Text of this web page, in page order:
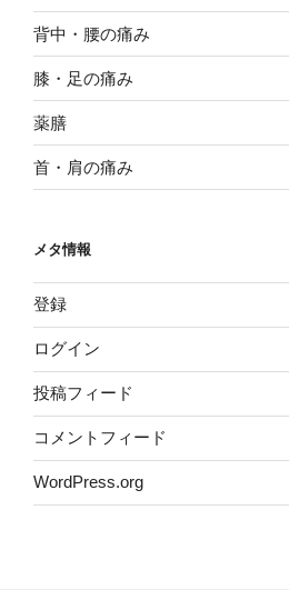
背中・腰の痛み
膝・足の痛み
薬膳
首・肩の痛み
メタ情報
登録
ログイン
投稿フィード
コメントフィード
WordPress.org